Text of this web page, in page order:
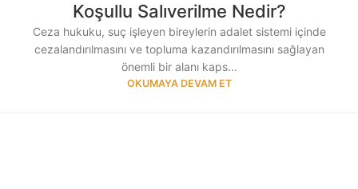
Koşullu Salıverilme Nedir?
Ceza hukuku, suç işleyen bireylerin adalet sistemi içinde
cezalandırılmasını ve topluma kazandırılmasını sağlayan
önemli bir alanı kaps...
OKUMAYA DEVAM ET